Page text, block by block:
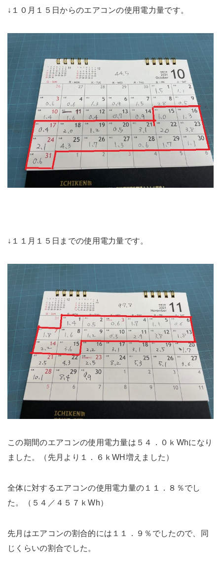
↓１０月１５日からのエアコンの使用電力量です。
↓１１月１５日までの使用電力量です。
この期間のエアコンの使用電力量は５４．０ｋWhになり
ました。（先月より１．６ｋWH増えました）
全体に対するエアコンの使用電力量の１１．８％でし
た。（５４／４５７ｋWh）
先月はエアコンの割合的には１１．９％でしたので、同
じくらいの割合でした。